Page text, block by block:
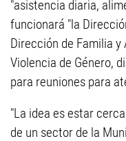
"asistencia diaria,
funcionará "la
Dirección de Familia
Violencia de Género,
para reuniones para
"La idea es estar
de un sector de la